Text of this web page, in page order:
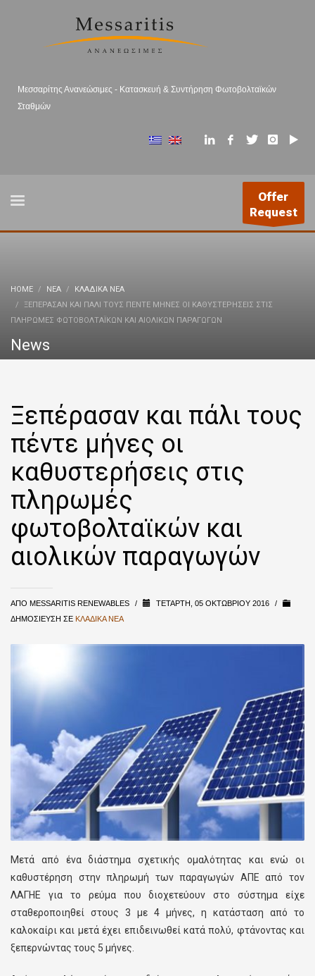
Μεσσαρίτης Ανανεώσιμες - Κατασκευή & Συντήρηση Φωτοβολταϊκών
Σταθμών
Offer
Request
HOME ΝΕΑ
ΚΛΑΔΙΚΆ ΝΈΑ
ΞΕΠΈΡΑΣΑΝ ΚΑΙ ΠΆΛΙ ΤΟΥΣ ΠΈΝΤΕ ΜΉΝΕΣ ΟΙ ΚΑΘΥΣΤΕΡΉΣΕΙΣ ΣΤΙΣ
ΠΛΗΡΩΜΈΣ ΦΩΤΟΒΟΛΤΑΪΚΏΝ ΚΑΙ ΑΙΟΛΙΚΏΝ ΠΑΡΑΓΩΓΏΝ
News
Ξεπέρασαν και πάλι τους
πέντε μήνες οι
καθυστερήσεις στις
πληρωμές
φωτοβολταϊκών και
αιολικών παραγωγών
ΑΠΌ MESSARITIS RENEWABLES / ΤΕΤΆΡΤΗ, 05 ΟΚΤΩΒΡΊΟΥ 2016
/
ΔΗΜΟΣΊΕΥΣΗ ΣΕ ΚΛΑΔΙΚΆ ΝΈΑ
Μετά από ένα διάστημα σχετικής ομαλότητας και ενώ οι
καθυστέρηση στην πληρωμή των παραγωγών ΑΠΕ από τον
ΛΑΓΗΕ για το ρεύμα που διοχετεύουν στο σύστημα είχε
σταθεροποιηθεί στους 3 με 4 μήνες, η κατάσταση από το
καλοκαίρι και μετά έχει επιδεινωθεί κατά πολύ, φτάνοντας και
ξεπερνώντας τους 5 μήνες.